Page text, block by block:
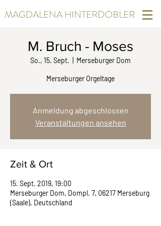
MAGDALENA HINTERDOBLER
M. Bruch - Moses
So., 15. Sept. Merseburger Dom
Merseburger Orgeltage
Anmeldung abgeschlossen
Veranstaltungen ansehen
Zeit & Ort
15. Sept. 2019, 19:00
Merseburger Dom, Dompl. 7, 06217 Merseburg
(Saale), Deutschland